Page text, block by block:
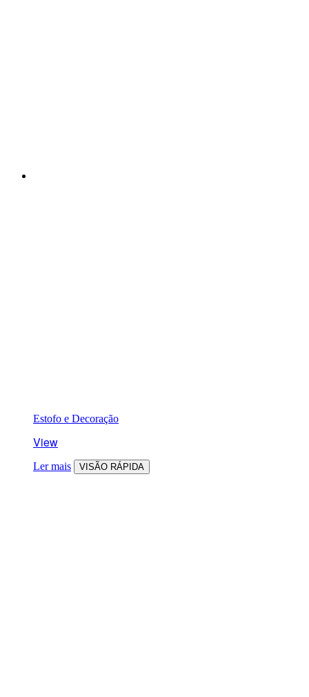
Estofo e Decoração
View
Ler mais VISÃO RÁPIDA